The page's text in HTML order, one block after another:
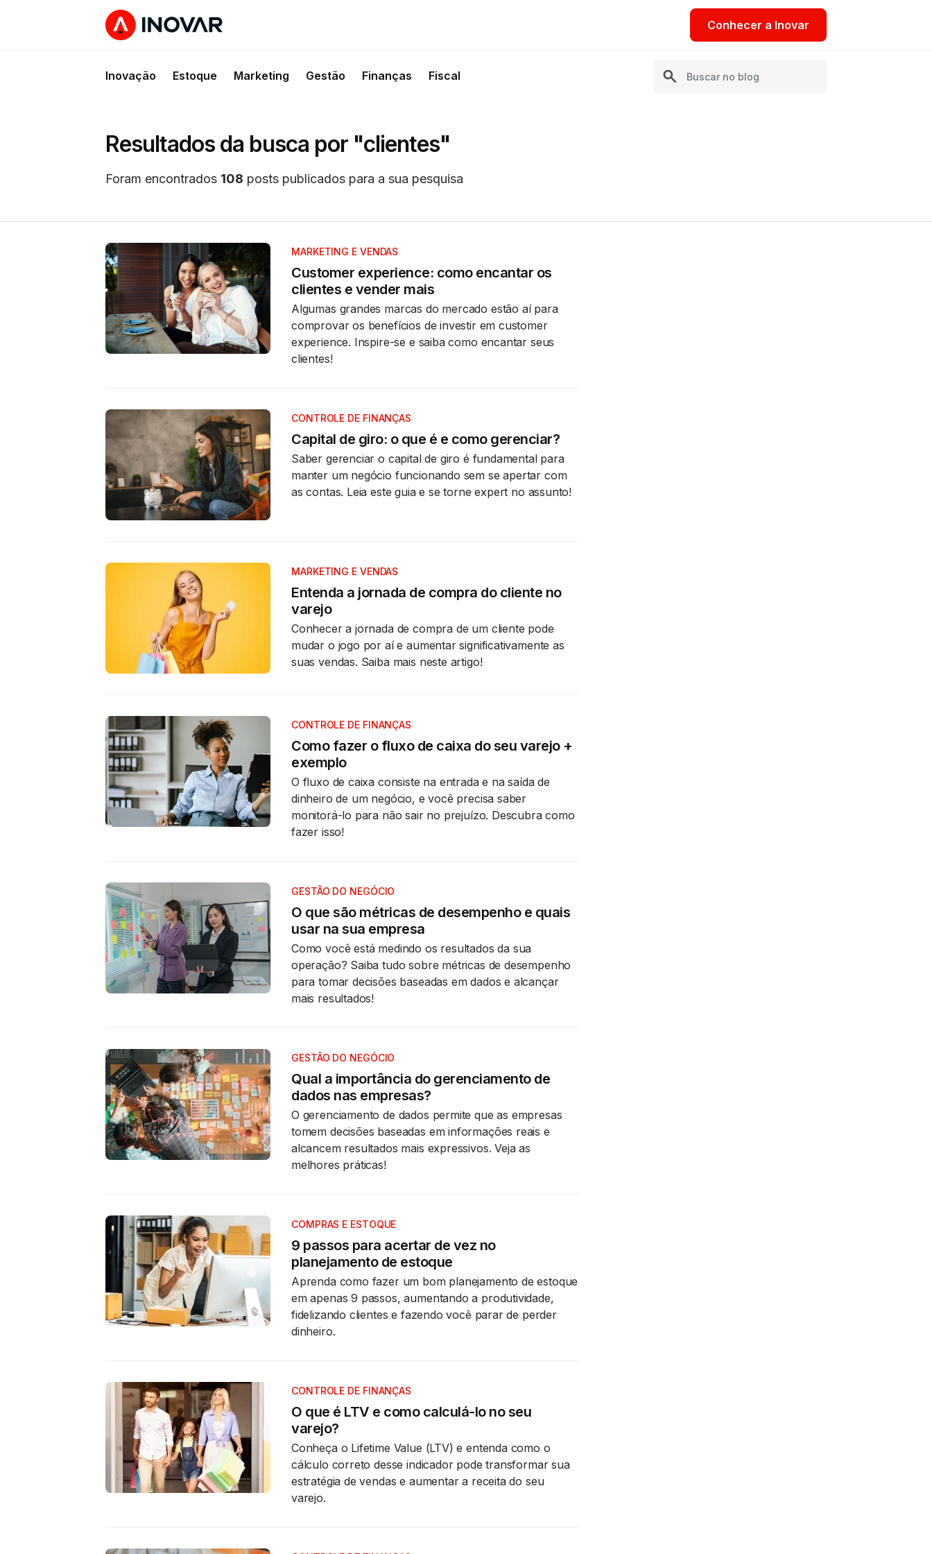
Conhecer a Inovar
Inovação Estoque Marketing Gestão Finanças Fiscal
Resultados da busca por "clientes"
Foram encontrados 108 posts publicados para a sua pesquisa
MARKETING E VENDAS
Customer experience: como encantar os
clientes e vender mais
Algumas grandes marcas do mercado estão aí para
comprovar os benefícios de investir em customer
experience. Inspire-se e saiba como encantar seus
clientes!
CONTROLE DE FINANÇAS
Capital de giro: o que é e como gerenciar?
Saber gerenciar o capital de giro é fundamental para
manter um negócio funcionando sem se apertar com
as contas. Leia este guia e se torne expert no assunto!
MARKETING E VENDAS
Entenda a jornada de compra do cliente no
varejo
Conhecer a jornada de compra de um cliente pode
mudar o jogo por aí e aumentar significativamente as
suas vendas. Saiba mais neste artigo!
CONTROLE DE FINANÇAS
Como fazer o fluxo de caixa do seu varejo +
exemplo
O fluxo de caixa consiste na entrada e na saída de
dinheiro de um negócio, e você precisa saber
monitorá-lo para não sair no prejuízo. Descubra como
fazer isso!
GESTÃO DO NEGÓCIO
O que são métricas de desempenho e quais
usar na sua empresa
Como você está medindo os resultados da sua
operação? Saiba tudo sobre métricas de desempenho
para tomar decisões baseadas em dados e alcançar
mais resultados!
GESTÃO DO NEGÓCIO
Qual a importância do gerenciamento de
dados nas empresas?
O gerenciamento de dados permite que as empresas
tomem decisões baseadas em informações reais e
alcancem resultados mais expressivos. Veja as
melhores práticas!
COMPRAS E ESTOQUE
9 passos para acertar de vez no
planejamento de estoque
Aprenda como fazer um bom planejamento de estoque
em apenas 9 passos, aumentando a produtividade,
fidelizando clientes e fazendo você parar de perder
dinheiro.
CONTROLE DE FINANÇAS
O que é LTV e como calculá-lo no seu
varejo?
Conheça o Lifetime Value (LTV) e entenda como o
cálculo correto desse indicador pode transformar sua
estratégia de vendas e aumentar a receita do seu
varejo.